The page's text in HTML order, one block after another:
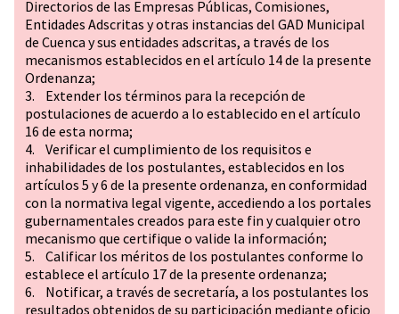
Directorios de las Empresas Públicas, Comisiones,
Entidades Adscritas y otras instancias del GAD Municipal
de Cuenca y sus entidades adscritas, a través de los
mecanismos establecidos en el artículo 14 de la presente
Ordenanza;
3. Extender los términos para la recepción de
postulaciones de acuerdo a lo establecido en el artículo
16 de esta norma;
4. Verificar el cumplimiento de los requisitos e
inhabilidades de los postulantes, establecidos en los
artículos 5 y 6 de la presente ordenanza, en conformidad
con la normativa legal vigente, accediendo a los portales
gubernamentales creados para este fin y cualquier otro
mecanismo que certifique o valide la información;
5. Calificar los méritos de los postulantes conforme lo
establece el artículo 17 de la presente ordenanza;
6. Notificar, a través de secretaría, a los postulantes los
resultados obtenidos de su participación mediante oficio